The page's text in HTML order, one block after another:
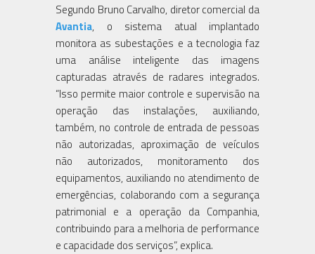
Segundo Bruno Carvalho, diretor comercial da
Avantia, o sistema atual implantado
monitora as subestações e a tecnologia faz
uma análise inteligente das imagens
capturadas através de radares integrados.
“Isso permite maior controle e supervisão na
operação das instalações, auxiliando,
também, no controle de entrada de pessoas
não autorizadas, aproximação de veículos
não autorizados, monitoramento dos
equipamentos, auxiliando no atendimento de
emergências, colaborando com a segurança
patrimonial e a operação da Companhia,
contribuindo para a melhoria de performance
e capacidade dos serviços”, explica.